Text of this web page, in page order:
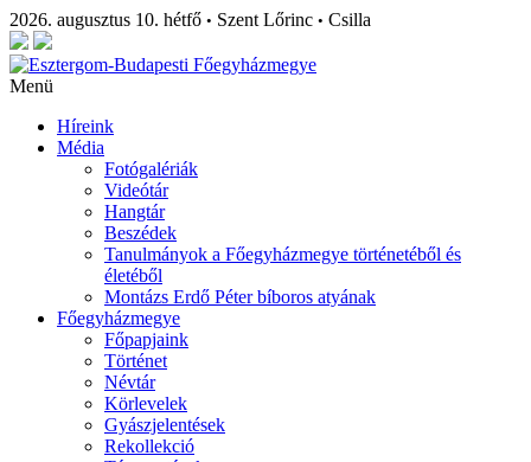
2026. augusztus 10. hétfő • Szent Lőrinc • Csilla
Menü
Híreink
Média
Fotógalériák
Videótár
Hangtár
Beszédek
Tanulmányok a Főegyházmegye történetéből és
életéből
Montázs Erdő Péter bíboros atyának
Főegyházmegye
Főpapjaink
Történet
Névtár
Körlevelek
Gyászjelentések
Rekollekció